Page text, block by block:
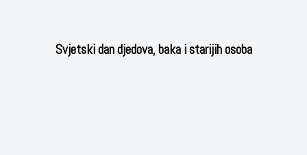
Svjetski dan djedova, baka i starijih osoba